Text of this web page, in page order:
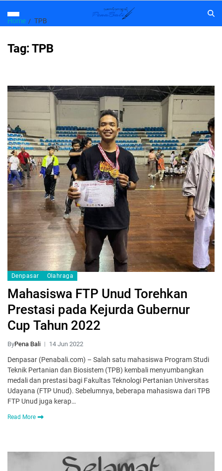
Home TPB
Tag:TPB
Denpasar Olahraga
Mahasiswa FTP Unud Torehkan
Prestasi pada Kejurda Gubernur
Cup Tahun 2022
ByPena Bali 14 Jun 2022
Denpasar (Penabali.com) – Salah satu mahasiswa Program Studi
Teknik Pertanian dan Biosistem (TPB) kembali menyumbangkan
medali dan prestasi bagi Fakultas Teknologi Pertanian Universitas
Udayana (FTP Unud). Sebelumnya, beberapa mahasiswa dari TPB
FTP Unud juga kerap…
Read More